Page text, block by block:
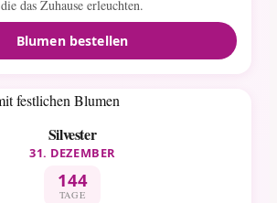
die das Zuhause erleuchten.
Blumen bestellen
Silvester
31. DEZEMBER
144
TAGE